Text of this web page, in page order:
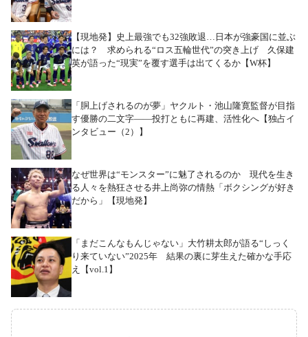
【現地発】史上最強でも32強敗退…日本が強豪国に並ぶ
には？ 求められる“ロス五輪世代”の突き上げ 久保建
英が語った“現実”を覆す選手は出てくるか【W杯】
「胴上げされるのが夢」ヤクルト・池山隆寛監督が目指
す優勝の二文字――投打ともに再建、活性化へ【独占イ
ンタビュー（2）】
なぜ世界は“モンスター”に魅了されるのか 現代を生き
る人々を熱狂させる井上尚弥の情熱「ボクシングが好き
だから」【現地発】
「まだこんなもんじゃない」大竹耕太郎が語る“しっく
り来ていない”2025年 結果の裏に芽生えた確かな手応
え【vol.1】